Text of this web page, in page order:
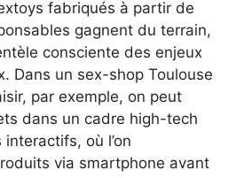
fabriqués à partir de
gagnent du terrain,
consciente des enjeux
Dans un sex-shop Toulouse
par exemple, on peut
dans un cadre high-tech
où l’on
via smartphone avant